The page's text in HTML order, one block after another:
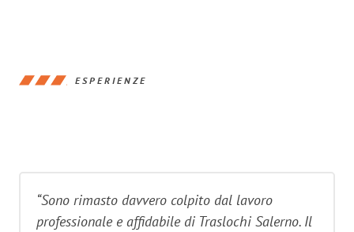
ESPERIENZE
“Sono rimasto davvero colpito dal lavoro
professionale e affidabile di Traslochi Salerno. Il